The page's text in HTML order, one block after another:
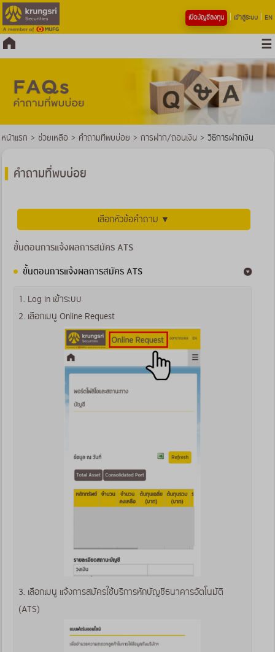
เปิดบัญชีลงทุน เข้าสู่ระบบ EN
หน้าแรก > ช่วยเหลือ > คำถามที่พบบ่อย > การฝาก/ถอนเงิน > วิธีการฝากเงิน
คำถามที่พบบ่อย
เลือกหัวข้อคำถาม ▼
ขั้นตอนการแจ้งผลการสมัคร ATS
ขั้นตอนการแจ้งผลการสมัคร ATS
1. Log in เข้าระบบ
2. เลือกเมนู Online Request
3. เลือกเมนู แจ้งการสมัครใช้บริการหักบัญชีธนาคารอัตโนมัติ
(ATS)